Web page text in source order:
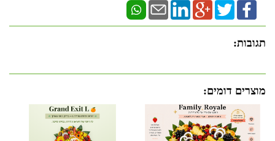
תגובות:
מוצרים דומים: